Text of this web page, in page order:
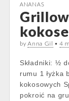
ANANAS
byAnna Gil • 4
Składniki: ½
rumu 1 łyżka
kokosowych
pokroić na